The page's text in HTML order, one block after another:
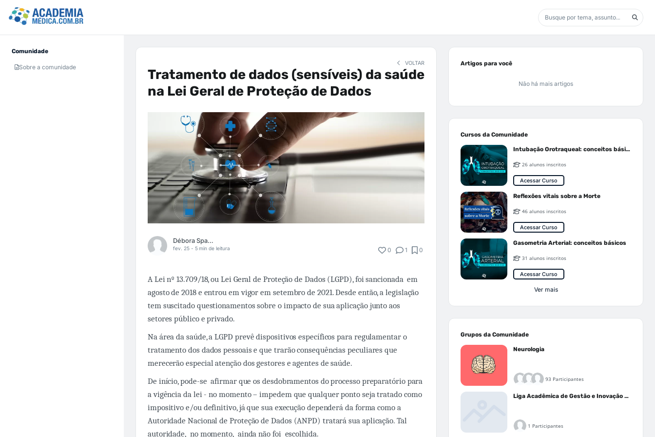
Comunidade
Sobre a comunidade
VOLTAR
Tratamento de dados (sensíveis) da saúde
na Lei Geral de Proteção de Dados
Débora Spagnol
fev. 25 - 5 min de leitura 0 1 0
A Lei nº 13.709/18, ou Lei Geral de Proteção de Dados (LGPD), foi sancionada em
agosto de 2018 e entrou em vigor em setembro de 2021. Desde então, a legislação
tem suscitado questionamentos sobre o impacto de sua aplicação junto aos
setores público e privado.
Na área da saúde, a LGPD prevê dispositivos específicos para regulamentar o
tratamento dos dados pessoais e que trarão consequências peculiares que
merecerão especial atenção dos gestores e agentes de saúde.
De início, pode-se afirmar que os desdobramentos do processo preparatório para
a vigência da lei - no momento – impedem que qualquer ponto seja tratado como
impositivo e/ou definitivo, já que sua execução dependerá da forma como a
Autoridade Nacional de Proteção de Dados (ANPD) tratará sua aplicação. Tal
autoridade, no momento, ainda não foi escolhida.
Artigos para você
Não há mais artigos
Cursos da Comunidade
Intubação Orotraqueal: conceitos básicos
26 alunos inscritos
Acessar Curso
Reflexões vitais sobre a Morte
46 alunos inscritos
Acessar Curso
Gasometria Arterial: conceitos básicos
31 alunos inscritos
Acessar Curso
Ver mais
Grupos da Comunidade
Neurologia
93 Participantes
Liga Acadêmica de Gestão e Inovação Médica - LAGIM
1 Participantes